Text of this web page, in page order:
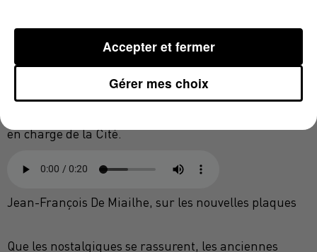
Gérard Larrat, maire de Carcassonne
Des travaux pour un coût total de472 000€, proposés
en charge de la Cité.
Jean-François De Miailhe, sur les nouvelles plaques
Que les nostalgiques se rassurent, les anciennes
Gérer mes choix
Accepter et fermer